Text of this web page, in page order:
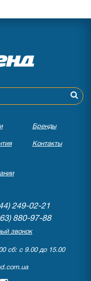
Бренды
Контакты
249-02-21
880-97-88
звонок
сб: с 9.00 до 15.00